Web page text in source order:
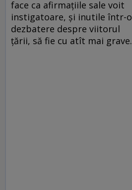
face ca afirmațiile sale voit
instigatoare, și inutile într-o
dezbatere despre viitorul
țării, să fie cu atît mai grave.